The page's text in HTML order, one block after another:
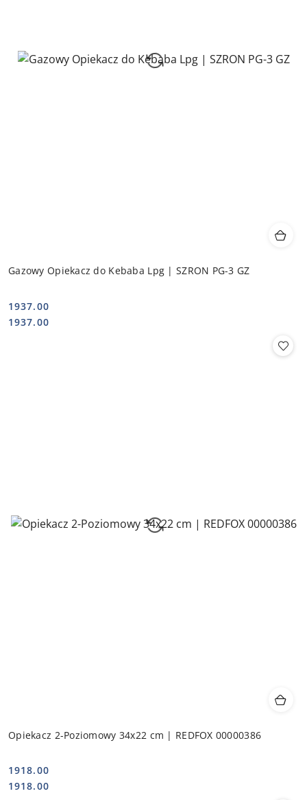
Gazowy Opiekacz do Kebaba Lpg | SZRON PG-3 GZ
Cena:
1937.00
Cena:
1937.00
Opiekacz 2-Poziomowy 34x22 cm | REDFOX 00000386
Cena:
1918.00
Cena:
1918.00